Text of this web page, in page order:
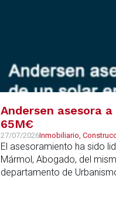
Andersen asesora
65M€
27/07/2026Inmobiliario,
El asesoramiento ha sido
Mármol, Abogado, del
departamento de